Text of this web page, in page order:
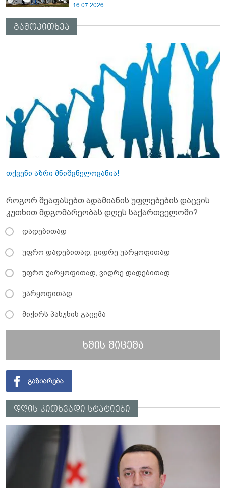
16.07.2026
გამოკითხვა
თქვენი აზრი მნიშვნელოვანია!
როგორ შეაფასებთ ადამიანის უფლებების დაცვის
კუთხით მდგომარეობას დღეს საქართველოში?
დადებითად
უფრო დადებითად, ვიდრე უარყოფითად
უფრო უარყოფითად, ვიდრე დადებითად
უარყოფითად
მიჭირს პასუხის გაცემა
ხმის მიცემა
დღის კითხვადი სტატიები